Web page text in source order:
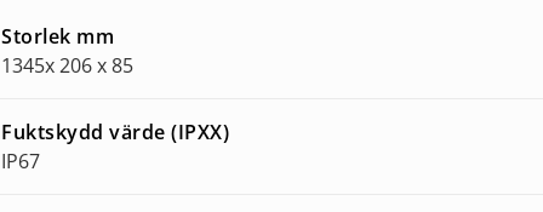
Storlek mm
1345x 206 x 85
Fuktskydd värde (IPXX)
IP67